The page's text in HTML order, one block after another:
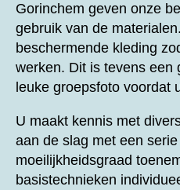
Gorinchem geven onze
gebruik van de
beschermende kleding
werken. Dit is tevens een
leuke groepsfoto voordat
U maakt kennis met
aan de slag met een
moeilijkheidsgraad
basistechnieken